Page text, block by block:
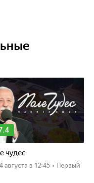
чудес
августа в 12:45 • Первый